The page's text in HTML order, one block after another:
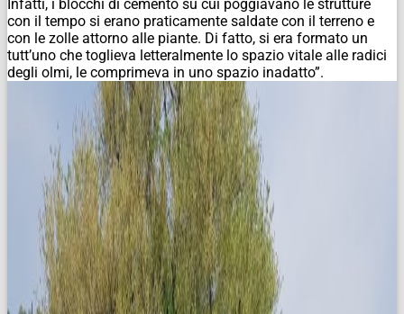
Infatti, i blocchi di cemento su cui poggiavano le strutture
con il tempo si erano praticamente saldate con il terreno e
con le zolle attorno alle piante. Di fatto, si era formato un
tutt’uno che toglieva letteralmente lo spazio vitale alle radici
degli olmi, le comprimeva in uno spazio inadatto”.